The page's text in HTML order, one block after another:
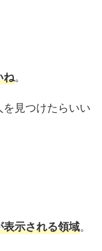
ね。
見つけたらいい
示される領域。